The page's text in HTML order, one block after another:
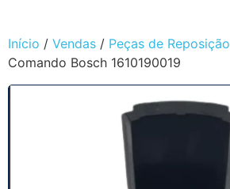
Início / Vendas / Peças de Reposição
Comando Bosch 1610190019